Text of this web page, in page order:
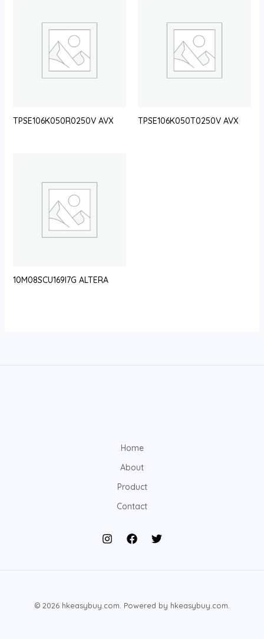
TPSE106K050R0250V AVX TPSE106K050T0250V AVX
10M08SCU169I7G ALTERA
Home
About
Product
Contact
© 2026 hkeasybuy.com. Powered by hkeasybuy.com.